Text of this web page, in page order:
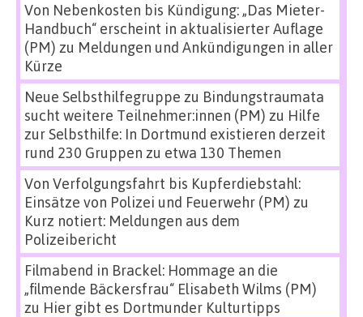
Von Nebenkosten bis Kündigung: „Das Mieter-
Handbuch“ erscheint in aktualisierter Auflage
(PM) zu Meldungen und Ankündigungen in aller
Kürze
Neue Selbsthilfegruppe zu Bindungstraumata
sucht weitere Teilnehmer:innen (PM) zu Hilfe
zur Selbsthilfe: In Dortmund existieren derzeit
rund 230 Gruppen zu etwa 130 Themen
Von Verfolgungsfahrt bis Kupferdiebstahl:
Einsätze von Polizei und Feuerwehr (PM) zu
Kurz notiert: Meldungen aus dem
Polizeibericht
Filmabend in Brackel: Hommage an die
„filmende Bäckersfrau“ Elisabeth Wilms (PM)
zu Hier gibt es Dortmunder Kulturtipps